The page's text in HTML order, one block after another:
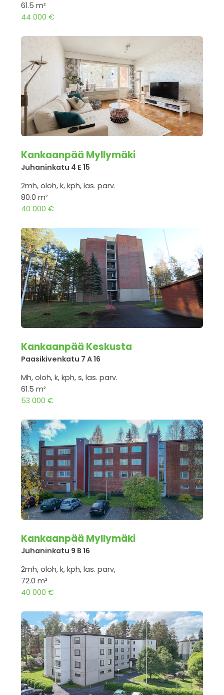
61.5 m²
44 000 €
Kankaanpää Myllymäki
Juhaninkatu 4 E 15
2mh, oloh, k, kph, las. parv.
80.0 m²
40 000 €
Kankaanpää Keskusta
Paasikivenkatu 7 A 16
Mh, oloh, k, kph, s, las. parv.
61.5 m²
53 000 €
Kankaanpää Myllymäki
Juhaninkatu 9 B 16
2mh, oloh, k, kph, las. parv,
72.0 m²
40 000 €